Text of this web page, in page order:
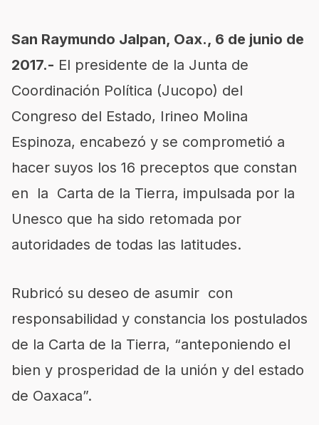
San Raymundo Jalpan, Oax., 6 de junio de
2017.- El presidente de la Junta de
Coordinación Política (Jucopo) del
Congreso del Estado, Irineo Molina
Espinoza, encabezó y se comprometió a
hacer suyos los 16 preceptos que constan
en la Carta de la Tierra, impulsada por la
Unesco que ha sido retomada por
autoridades de todas las latitudes.
Rubricó su deseo de asumir con
responsabilidad y constancia los postulados
de la Carta de la Tierra, “anteponiendo el
bien y prosperidad de la unión y del estado
de Oaxaca”.